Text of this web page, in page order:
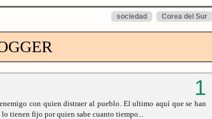
Corea del Sur
sociedad
con quien distraer al pueblo. El ultimo aquí que se han
tienen fijo por quien sabe cuanto tiempo...